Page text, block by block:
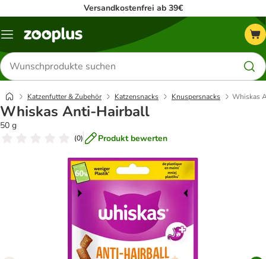
Versandkostenfrei ab 39€
Menü
Produkte
suchen
Katzenfutter & Zubehör Katzensnacks Knuspersnacks Whiskas
Whiskas Anti-Hairball
50 g
(0) Produkt bewerten